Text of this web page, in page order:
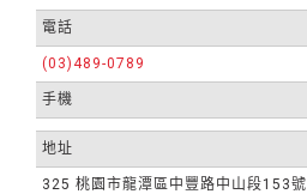
電話
(03)489-0789
手機
地址
325 桃園市龍潭區中豐路中山段153號